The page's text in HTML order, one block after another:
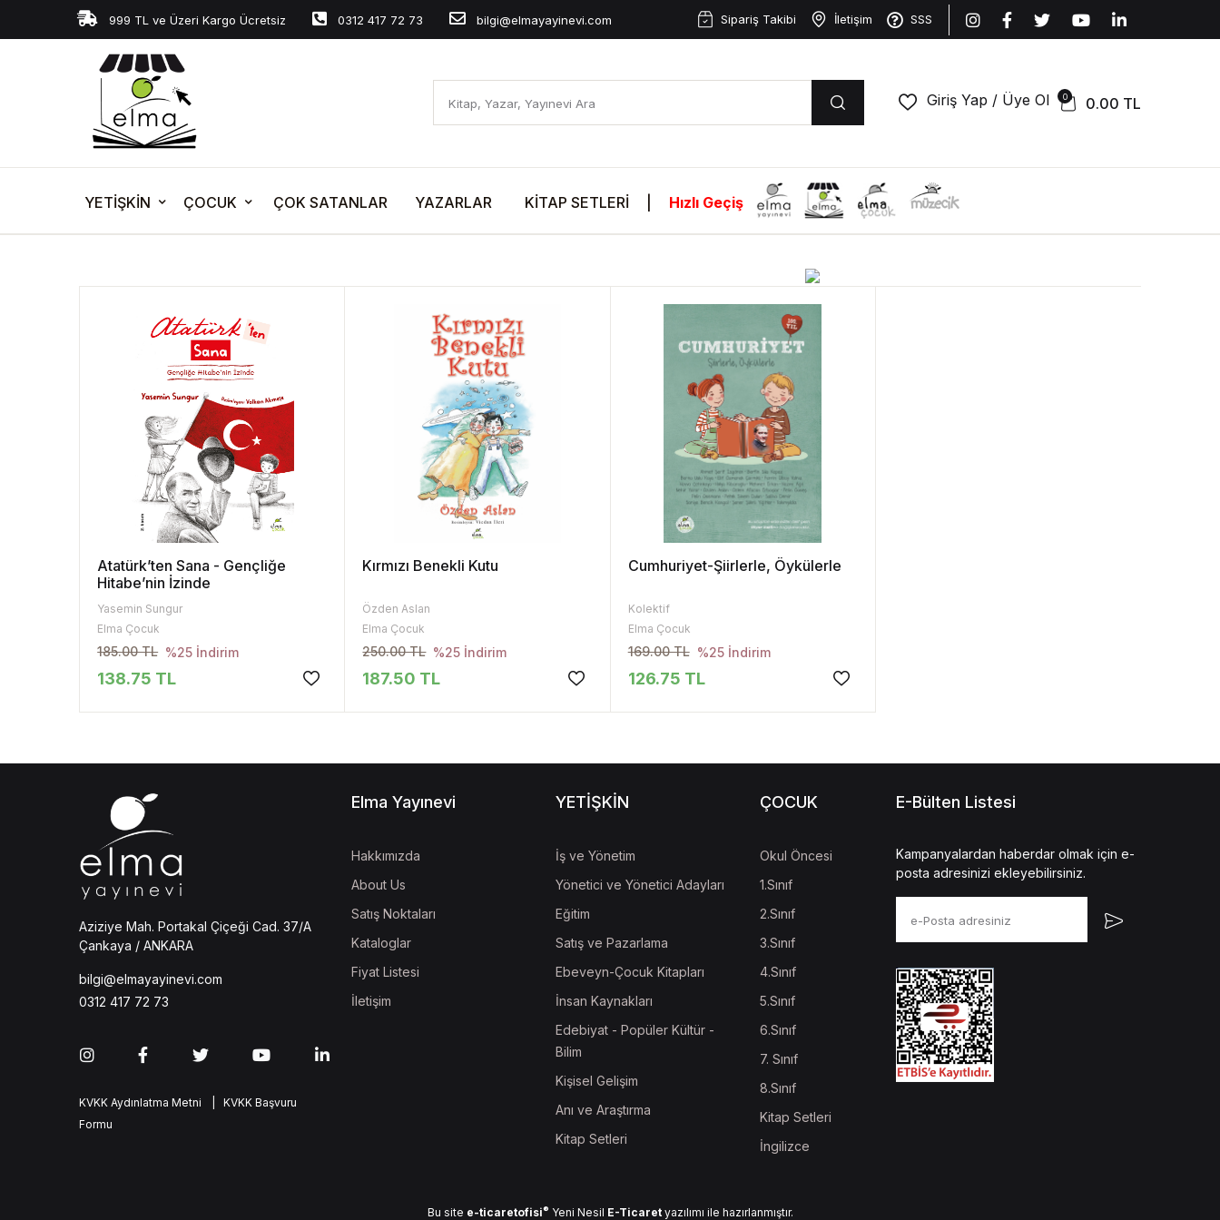
999 TL ve Üzeri Kargo Ücretsiz 0312 417 72 73 bilgi@elmayayinevi.com Sipariş Takibi İletişim SSS
Giriş Yap / Üye Ol 0 0.00 TL
YETİŞKİN ÇOCUK ÇOK SATANLAR YAZARLAR KITAP SETLERI Hızlı Geçiş
Atatürk’ten Sana - Gençliğe
Hitabe’nin İzinde
Yasemin Sungur
Elma Çocuk
185.00 TL %25 İndirim
138.75 TL
Kırmızı Benekli Kutu
Özden Aslan
Elma Çocuk
250.00 TL %25 İndirim
187.50 TL
Cumhuriyet-Şiirlerle, Öykülerle
Kolektif
Elma Çocuk
169.00 TL %25 İndirim
126.75 TL
Aziziye Mah. Portakal Çiçeği Cad. 37/A
Çankaya / ANKARA
bilgi@elmayayinevi.com
0312 417 72 73
KVKK Aydınlatma Metni
| KVKK Başvuru
Formu
Elma Yayınevi
Hakkımızda
About Us
Satış Noktaları
Kataloglar
Fiyat Listesi
İletişim
YETİŞKİN
İş ve Yönetim
Yönetici ve Yönetici Adayları
Eğitim
Satış ve Pazarlama
Ebeveyn-Çocuk Kitapları
İnsan Kaynakları
Edebiyat - Popüler Kültür -
Bilim
Kişisel Gelişim
Anı ve Araştırma
Kitap Setleri
ÇOCUK
Okul Öncesi
1.Sınıf
2.Sınıf
3.Sınıf
4.Sınıf
5.Sınıf
6.Sınıf
7. Sınıf
8.Sınıf
Kitap Setleri
İngilizce
E-Bülten Listesi
Kampanyalardan haberdar olmak için e-
posta adresinizi ekleyebilirsiniz.
Bu site e-ticaretofisi® Yeni Nesil E-Ticaretyazılımı ile hazırlanmıştır.